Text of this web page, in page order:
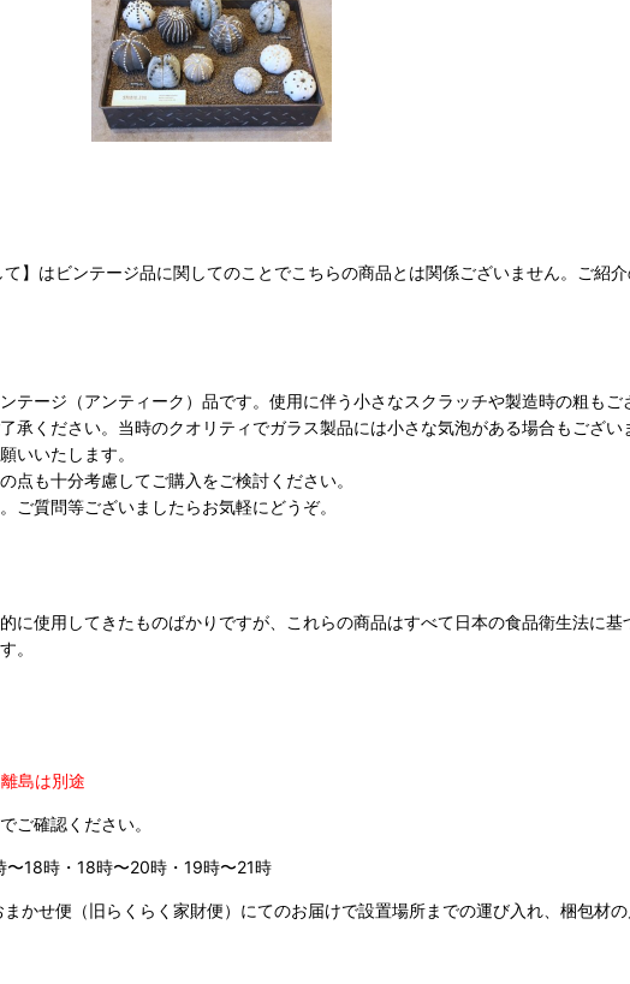
はビンテージ品に関してのことでこちらの商品とは関係ございません。ご紹
ージ（アンティーク）品です。使用に伴う小さなスクラッチや製造時の粗も
ください。当時のクオリティでガラス製品には小さな気泡がある場合もござい
いいたします。
も十分考慮してご購入をご検討ください。
ご質問等ございましたらお気軽にどうぞ。
使用してきたものばかりですが、これらの商品はすべて日本の食品衛生法に
。
離島は別途
ご確認ください。
18時・18時〜20時・19時〜21時
せ便（旧らくらく家財便）にてのお届けで設置場所までの運び入れ、梱包材の